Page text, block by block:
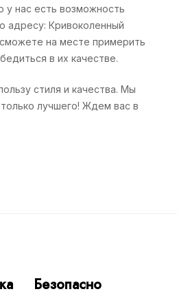
у нас есть возможность
адресу: Кривоколенный
на месте примерить
в их качестве.
стиля и качества. Мы
лучшего! Ждем вас в
Безопасно